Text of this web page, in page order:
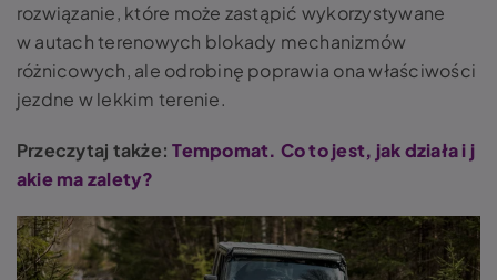
rozwiązanie, które może zastąpić wykorzystywane
w autach terenowych blokady mechanizmów
różnicowych, ale odrobinę poprawia ona właściwości
jezdne w lekkim terenie.
Przeczytaj także: Tempomat. Co to jest, jak działa i j
akie ma zalety?